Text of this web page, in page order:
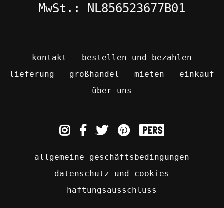
MwSt.: NL856523677B01
kontakt
bestellen und bezahlen
lieferung
großhandel mieten
einkauf
über uns
pers
allgemeine geschäftsbedingungen
datenschutz und cookies
haftungsausschluss